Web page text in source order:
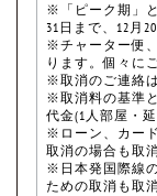
※「ピーク期」
31日まで、12月
※チャーター便
ります。個々に
※取消のご連絡
※取消料の基準
代金(1人部屋・
※ローン、カー
取消の場合も取
※日本発国際線
ための取消も取